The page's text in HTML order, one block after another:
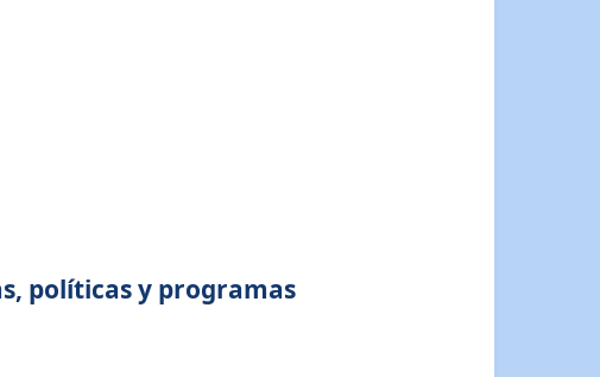
políticas y programas